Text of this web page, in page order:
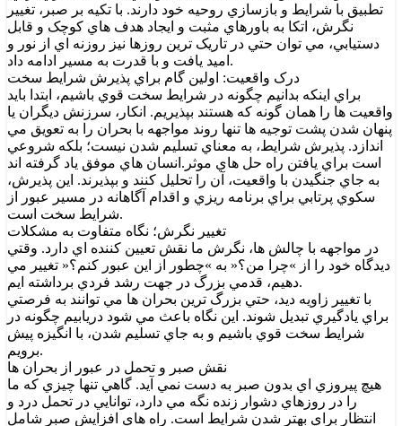
تطبيق با شرايط و بازسازي روحيه خود دارند. با تکيه بر صبر، تغيير
نگرش، اتکا به باورهاي مثبت و ايجاد هدف هاي کوچک و قابل
دستيابي، مي توان حتي در تاريک ترين روزها نيز روزنه اي از نور و
اميد يافت و با قدرت به مسير ادامه داد.
درک واقعيت: اولين گام براي پذيرش شرايط سخت
براي اينکه بدانيم چگونه در شرايط سخت قوي باشيم، ابتدا بايد
واقعيت ها را همان گونه که هستند بپذيريم. انکار، سرزنش ديگران يا
پنهان شدن پشت توجيه ها تنها روند مواجهه با بحران را به تعويق مي
اندازد. پذيرش شرايط، به معناي تسليم شدن نيست؛ بلکه شروعي
است براي يافتن راه حل هاي موثر.انسان هاي موفق ياد گرفته اند
به جاي جنگيدن با واقعيت، آن را تحليل کنند و بپذيرند. اين پذيرش،
سکوي پرتابي براي برنامه ريزي و اقدام آگاهانه در مسير عبور از
شرايط سخت است.
تغيير نگرش؛ نگاه متفاوت به مشکلات
در مواجهه با چالش ها، نگرش ما نقش تعيين کننده اي دارد. وقتي
ديدگاه خود را از »چرا من؟« به »چطور از اين عبور کنم؟« تغيير مي
دهيم، قدمي بزرگ در جهت رشد فردي برداشته ايم.
با تغيير زاويه ديد، حتي بزرگ ترين بحران ها مي توانند به فرصتي
براي يادگيري تبديل شوند. اين نگاه باعث مي شود دريابيم چگونه در
شرايط سخت قوي باشيم و به جاي تسليم شدن، با انگيزه پيش
برويم.
نقش صبر و تحمل در عبور از بحران ها
هيچ پيروزي اي بدون صبر به دست نمي آيد. گاهي تنها چيزي که ما
را در روزهاي دشوار زنده نگه مي دارد، توانايي در تحمل درد و
انتظار براي بهتر شدن شرايط است. راه هاي افزايش صبر شامل